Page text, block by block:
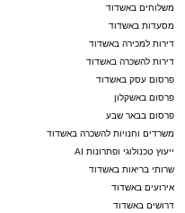
משלוחים באשדוד
מסעדות באשדוד
דירות למכירה באשדוד
דירות להשכרה באשדוד
פרסום עסק באשדוד
פרסום באשקלון
פרסום בבאר שבע
משרדים וחנויות להשכרה באשדוד
ייעוץ טכנולוגי ופתרונות AI
שרותי בריאות באשדוד
אירועים באשדוד
דרושים באשדוד